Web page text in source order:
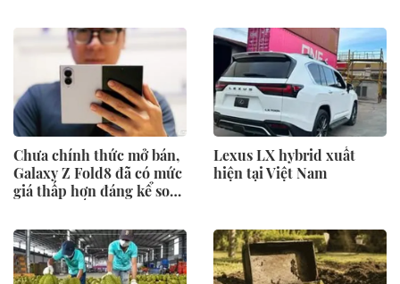
Chưa chính thức mở bán,
Galaxy Z Fold8 đã có mức
giá thấp hơn đáng kể so
Lexus LX hybrid xuất
hiện tại Việt Nam